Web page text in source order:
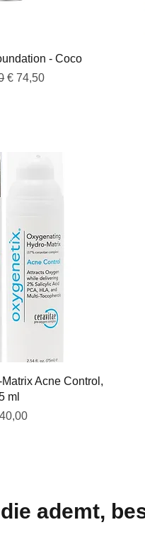
ademt,
- Coco
prijs
Verkoopprijs
€ 74,50
Acne Control,
ml